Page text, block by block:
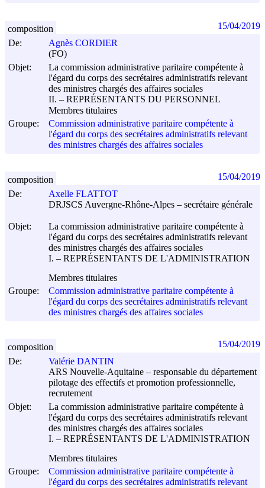
De:
Agnès CORDIER
(FO)
Objet:
La commission administrative paritaire compétente à
l'égard du corps des secrétaires administratifs relevant
des ministres chargés des affaires sociales
II. – REPRÉSENTANTS DU PERSONNEL
Membres titulaires
Groupe:
Commission administrative paritaire compétente à
l'égard du corps des secrétaires administratifs relevant
des ministres chargés des affaires sociales
composition 15/04/2019
De:
Axelle FLATTOT
DRJSCS Auvergne-Rhône-Alpes – secrétaire générale
Objet:
La commission administrative paritaire compétente à
l'égard du corps des secrétaires administratifs relevant
des ministres chargés des affaires sociales
I. – REPRÉSENTANTS DE L'ADMINISTRATION
Membres titulaires
Groupe:
Commission administrative paritaire compétente à
l'égard du corps des secrétaires administratifs relevant
des ministres chargés des affaires sociales
composition 15/04/2019
De:
Valérie DANTIN
ARS Nouvelle-Aquitaine – responsable du département
pilotage des effectifs et promotion professionnelle,
recrutement
Objet:
La commission administrative paritaire compétente à
l'égard du corps des secrétaires administratifs relevant
des ministres chargés des affaires sociales
I. – REPRÉSENTANTS DE L'ADMINISTRATION
Membres titulaires
Groupe:
Commission administrative paritaire compétente à
l'égard du corps des secrétaires administratifs relevant
composition 15/04/2019